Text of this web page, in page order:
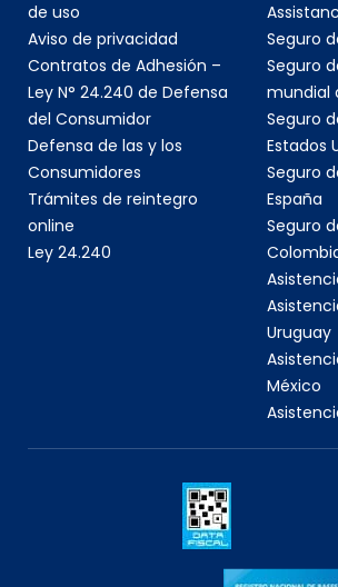
de uso
Aviso de privacidad
Contratos de Adhesión –
Ley N° 24.240 de Defensa
del Consumidor
Defensa de las y los
Consumidores
Trámites de reintegro
online
Ley 24.240
Seguro
Seguro
mundial
Seguro
Estados
Seguro
España
Seguro
Uruguay
México